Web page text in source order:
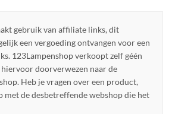
gebruik van affiliate links, dit
een vergoeding ontvangen voor een
123Lampenshop verkoopt zelf géén
doorverwezen naar de
Heb je vragen over een product,
met de desbetreffende webshop die het